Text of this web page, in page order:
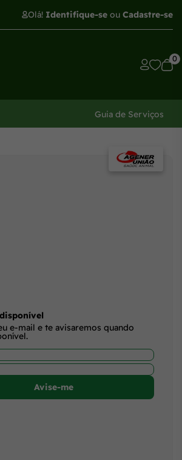
Olá! Identifique-se ou Cadastre-se
0
Guia de Serviços
e-mail e te avisaremos quando
Avise-me